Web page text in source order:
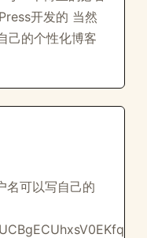
开发的 当然
己的个性化博客
名可以写自己的